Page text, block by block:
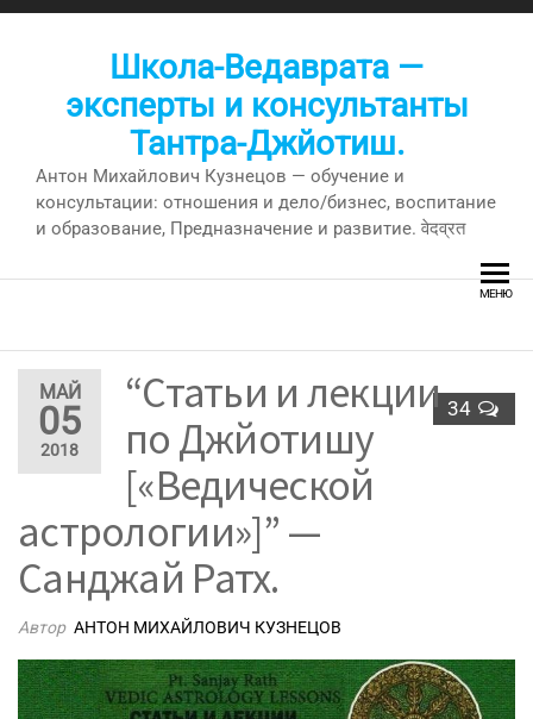
Перейти
Школа-Ведаврата —
эксперты и консультанты
Тантра-Джйотиш.
Антон Михайлович Кузнецов — обучение и
консультации: отношения и дело/бизнес, воспитание
и образование, Предназначение и развитие. वेदव्रत
МЕНЮ
МАЙ
05
2018
34
“Статьи и лекции
по Джйотишу
[«Ведической
астрологии»]” —
Санджай Ратх.
Автор АНТОН МИХАЙЛОВИЧ КУЗНЕЦОВ